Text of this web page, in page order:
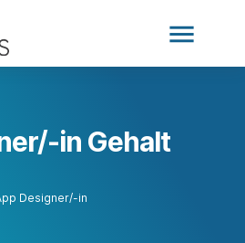
menu
in Gehalt
Designer/-in